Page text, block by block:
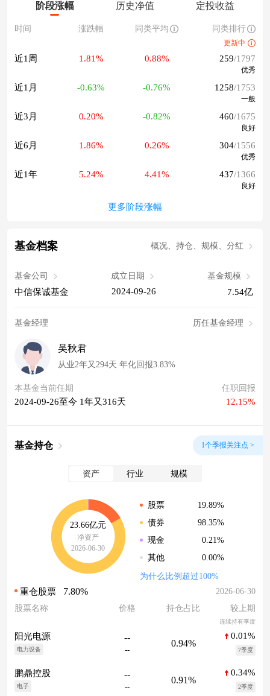
阶段涨幅 历史净值 定投收益
时间 涨跌幅 同类平均 同类排行
更新中
近1周 1.81% 0.88% 259/1797
优秀
近1月 -0.63% -0.76% 1258/1753
一般
近3月 0.20% -0.82% 460/1675
良好
近6月 1.86% 0.26% 304/1556
优秀
近1年 5.24% 4.41% 437/1366
良好
更多阶段涨幅
基金档案 概况、持仓、规模、分红
基金公司
中信保诚基金
成立日期
2024-09-26
基金规模
7.54亿
基金经理 历任基金经理
吴秋君
从业2年又294天 年化回报3.83%
本基金当前任期
2024-09-26至今 1年又316天
任职回报
12.15%
基金持仓 1个季报关注点 >
资产 行业 规模
23.66亿元
净资产
2026-06-30
股票
19.89%
债券
98.35%
现金
0.21%
其他
0.00%
为什么比例超过100%
重仓股票 7.80%
2026-06-30
股票名称
价格 持仓占比 较上期
连续持有季度
阳光电源
电力设备
--
--
0.94%
0.01%
7季度
鹏鼎控股
电子
--
--
0.91%
0.34%
2季度